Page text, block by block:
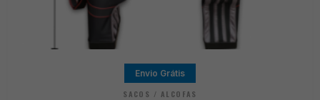
Envio Grátis
SACOS / ALCOFAS